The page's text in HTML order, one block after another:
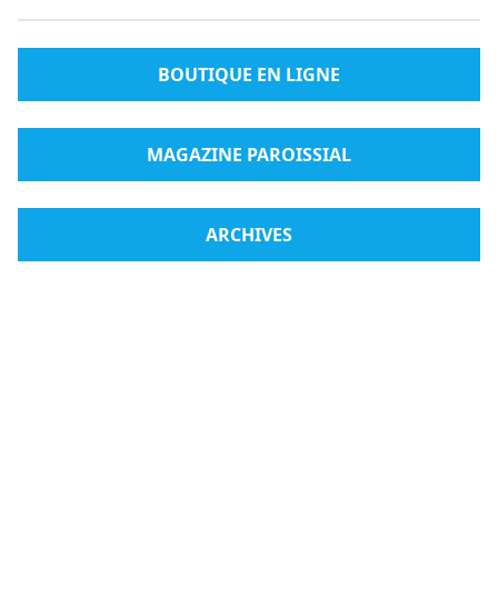
BOUTIQUE EN LIGNE
MAGAZINE PAROISSIAL
ARCHIVES